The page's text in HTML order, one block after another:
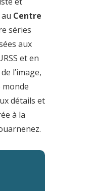
au Centre
séries
aux
et en
l’image,
détails et
à la